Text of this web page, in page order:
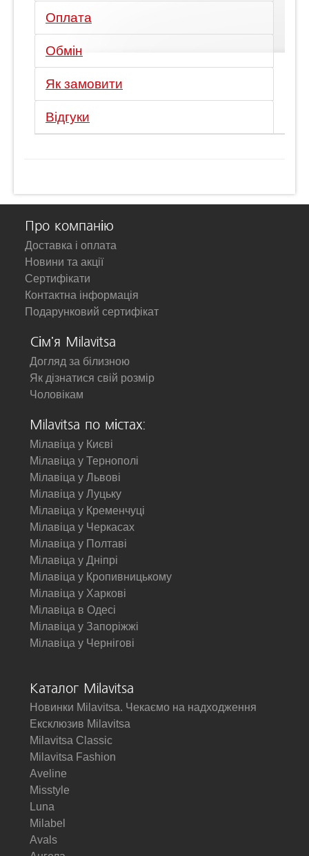
Оплата
Обмін
Як замовити
Відгуки
Про компанію
Доставка і оплата
Новини та акції
Сертифікати
Контактна інформація
Подарунковий сертифікат
Сім'я Milavitsa
Догляд за білизною
Як дізнатися свій розмір
Чоловікам
Milavitsa по містах:
Мілавіца у Києві
Мілавіца у Тернополі
Мілавіца у Львові
Мілавіца у Луцьку
Мілавіца у Кременчуці
Мілавіца у Черкасах
Мілавіца у Полтаві
Мілавіца у Дніпрі
Мілавіца у Кропивницькому
Мілавіца у Харкові
Мілавіца в Одесі
Мілавіца у Запоріжжі
Мілавіца у Чернігові
Каталог Milavitsa
Новинки Milavitsa. Чекаємо на надходження
Ексклюзив Milavitsa
Milavitsa Classic
Milavitsa Fashion
Aveline
Misstyle
Luna
Milabel
Avals